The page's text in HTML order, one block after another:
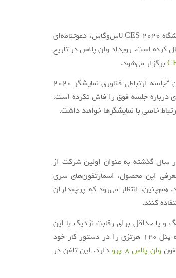
پس از معرفی اولین تلفن مفهومی در نمایشگاه CES 2020 لاس‌وگاس، دعوتنامه‌ای
کرده است. رویداد وان پلاس در تاریخ
برگزار می‌شود.
در شهر شنژن چین با عنوان “جلسه ارتباطی فناوری نمایشگر 2020
درباره جلسه فوق را فاش نکرده است،
خاصی با نمایشگرها خواهد داشت.
سال گذشته به عنوان اولین شرکت از
از معرفی این محصول، اسمارتفون‌های سری
انتظار می‌رود که پرچمداران
کنند.
یا حداقل برای رقابت نزدیک با این
مجهز به پنل 120 هرتزی را در دستور کار خود
وان پلاس 8 پرو
دارد. این تلفن در